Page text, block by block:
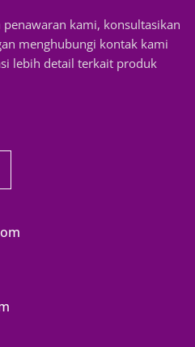
kami, konsultasikan
menghubungi kontak kami
lebih detail terkait produk